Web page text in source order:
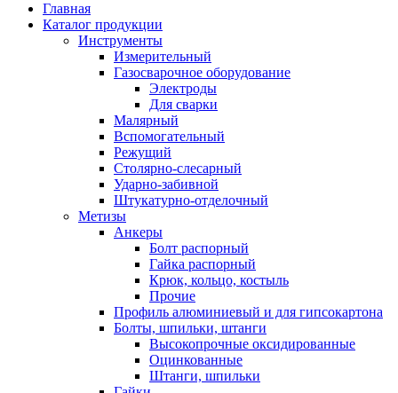
Главная
Каталог продукции
Инструменты
Измерительный
Газосварочное оборудование
Электроды
Для сварки
Малярный
Вспомогательный
Режущий
Столярно-слесарный
Ударно-забивной
Штукатурно-отделочный
Метизы
Анкеры
Болт распорный
Гайка распорный
Крюк, кольцо, костыль
Прочие
Профиль алюминиевый и для гипсокартона
Болты, шпильки, штанги
Высокопрочные оксидированные
Оцинкованные
Штанги, шпильки